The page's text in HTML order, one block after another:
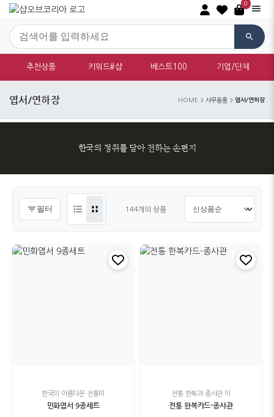
0
추천상품 키워드#샵 베스트100 기업/단체
엽서/연하장 HOME 사무용품 엽서/연하장
한국의 정취를 담아 전하는 손편지
필터 144개의 상품
한국의 아름다운 전통미
민화엽서 9종세트
전통 한복과 종사관 이
전통 한복카드-종사관